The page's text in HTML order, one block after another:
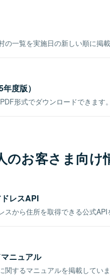
一覧を実施日の新しい順に掲載
度版）
形式でダウンロードできます。
のお客さま向け
レスAPI
から住所を取得できる公式API
ニュアル
するマニュアルを掲載していま